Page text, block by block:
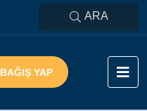
ARA
BAĞIŞ YAP